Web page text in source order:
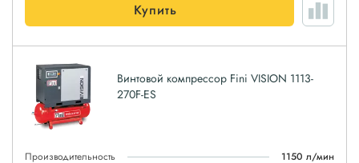
Купить
Винтовой компрессор Fini VISION 1113-
270F-ES
Производительность
1150 л/мин